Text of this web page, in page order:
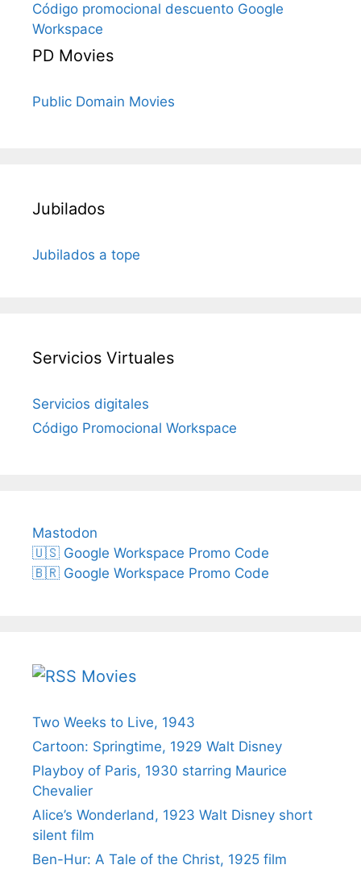
Código promocional descuento Google
Workspace
PD Movies
Public Domain Movies
Jubilados
Jubilados a tope
Servicios Virtuales
Servicios digitales
Código Promocional Workspace
Mastodon
🇺🇸 Google Workspace Promo Code
🇧🇷 Google Workspace Promo Code
Movies
Two Weeks to Live, 1943
Cartoon: Springtime, 1929 Walt Disney
Playboy of Paris, 1930 starring Maurice
Chevalier
Alice’s Wonderland, 1923 Walt Disney short
silent film
Ben-Hur: A Tale of the Christ, 1925 film